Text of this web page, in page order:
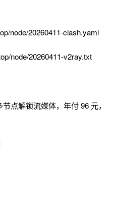
node/20260411-clash.yaml
node/20260411-v2ray.txt
点解锁流媒体，年付 96 元，